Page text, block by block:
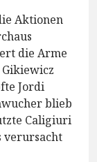
Aktionen
die Arme
Jordi
blieb
Caligiuri
verursacht